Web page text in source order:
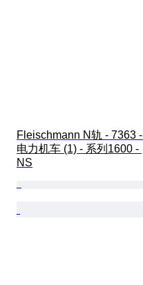
Fleischmann N轨 - 7363 -
电力机车 (1) - 系列1600 -
NS